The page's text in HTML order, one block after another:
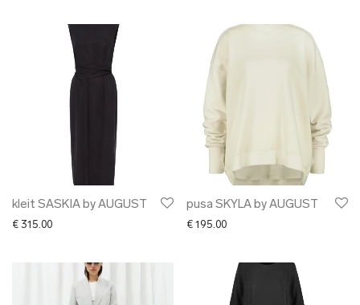
kleit SASKIA by AUGUST
€ 315.00
pusa SKYLA by AUGUST
€ 195.00